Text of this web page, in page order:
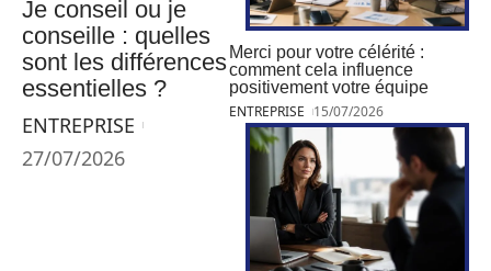
Je conseil ou je
conseille : quelles
sont les différences
essentielles ?
ENTREPRISE
27/07/2026
Merci pour votre célérité :
comment cela influence
positivement votre équipe
ENTREPRISE 15/07/2026